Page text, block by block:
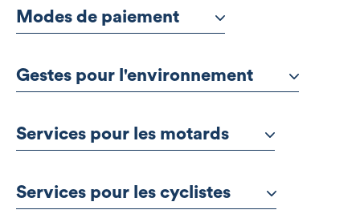
Modes de paiement
Gestes pour l'environnement
Services pour les motards
Services pour les cyclistes